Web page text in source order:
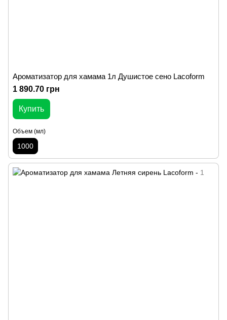
Ароматизатор для хамама 1л Душистое сено Lacoform
1 890.70 грн
Купить
Объем (мл)
1000